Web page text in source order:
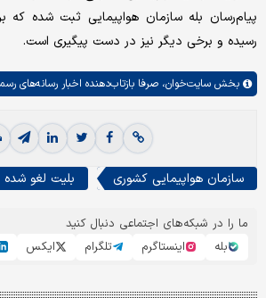
پیام‌رسان بله سازمان هواپیمایی ثبت شده که
رسیده و برخی دیگر نیز در دست پیگیری است.
بخش سایت‌خوان، صرفا بازتاب‌دهنده اخبار رسانه‌های
سازمان هواپیمایی کشوری بلیت لغو شده
ما را در شبکه‌های اجتماعی دنبال کنید
بله
اینستاگرم تلگرام ایکس